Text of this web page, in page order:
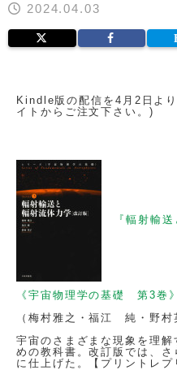
2024.04.03
Kindle版の配信を4月2日よ
イトからご注文下さい。)
『輻射輸
《宇宙物理学の基礎 第3巻》
（梅村雅之・福江 純・野村
宇宙のさまざまな現象を理
めの教科書。改訂版では、
に仕上げた。【プリントレプ